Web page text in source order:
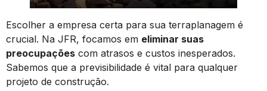
Escolher a empresa certa para sua terraplanagem é
crucial. Na JFR, focamos em eliminar suas
preocupações com atrasos e custos inesperados.
Sabemos que a previsibilidade é vital para qualquer
projeto de construção.